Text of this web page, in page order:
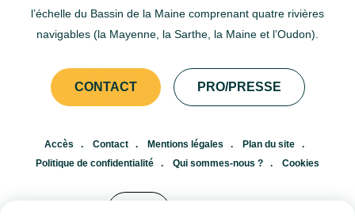
l’échelle du Bassin de la Maine comprenant quatre rivières
navigables (la Mayenne, la Sarthe, la Maine et l’Oudon).
CONTACT PRO/PRESSE
Accès Contact Mentions légales
Plan du site
Politique de confidentialité
Qui sommes-nous ? Cookies